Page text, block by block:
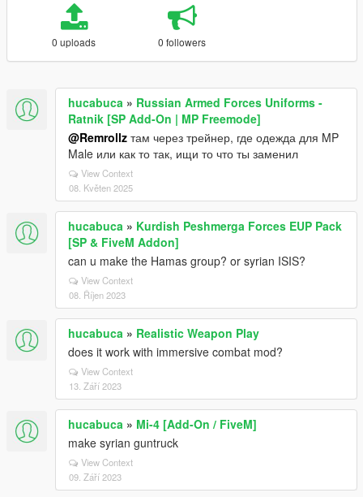
0 uploads 0 followers
hucabuca » Russian Armed Forces Uniforms -
Ratnik [SP Add-On | MP Freemode]
@Remrollz там через трейнер, где одежда для MP
Male или как то так, ищи то что ты заменил
View Context
08. Květen 2025
hucabuca » Kurdish Peshmerga Forces EUP Pack
[SP & FiveM Addon]
can u make the Hamas group? or syrian ISIS?
View Context
08. Říjen 2023
hucabuca » Realistic Weapon Play
does it work with immersive combat mod?
View Context
13. Září 2023
hucabuca » Mi-4 [Add-On / FiveM]
make syrian guntruck
View Context
09. Září 2023